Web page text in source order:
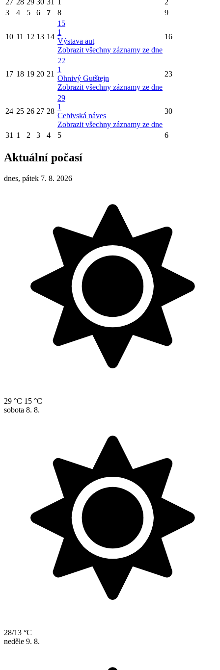
27 28 29 30 31
2
3
4 5 6 7 8 9
10 11 12 13 14
15
1
Výstava aut
Zobrazit všechny záznamy ze dne
16
17 18 19 20 21
22
1
Ohnivý Gutštejn
Zobrazit všechny záznamy ze dne
23
24 25 26 27 28
29
1
Cebivská náves
Zobrazit všechny záznamy ze dne
30
31 1 2 3 4 5 6
Aktuální počasí
dnes, pátek 7. 8. 2026
29 °C 15 °C
sobota 8. 8.
28/13 °C
neděle 9. 8.